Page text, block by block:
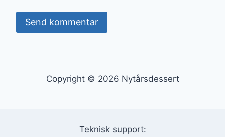
Copyright © 2026 Nytårsdessert
Teknisk support: